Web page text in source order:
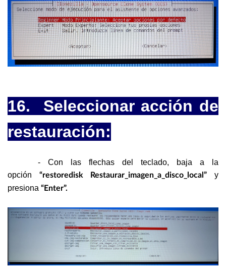
16. Seleccionar acción de
restauración:
- Con las flechas del teclado, baja a la
opción “restoredisk Restaurar_imagen_a_disco_local” y
presiona “Enter”.